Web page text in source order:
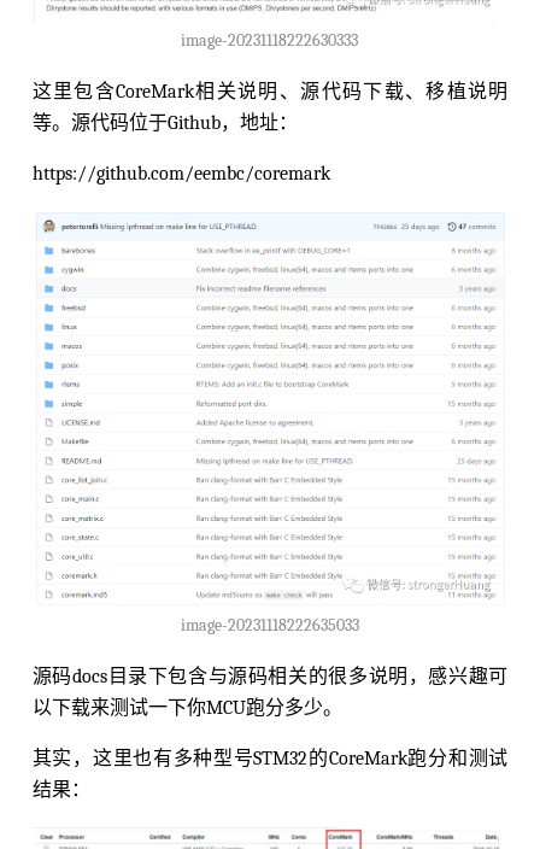
image-20231118222630333
这里包含CoreMark相关说明、源代码下载、移植说明
等。源代码位于Github，地址：
https://github.com/eembc/coremark
image-20231118222635033
源码docs目录下包含与源码相关的很多说明，感兴趣可
以下载来测试一下你MCU跑分多少。
其实，这里也有多种型号STM32的CoreMark跑分和测试
结果：